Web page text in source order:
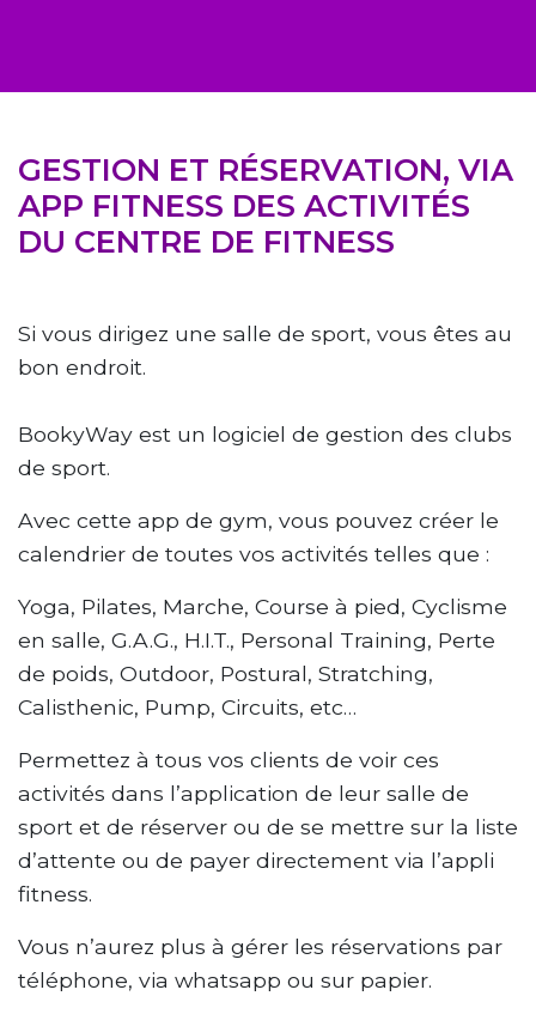
GESTION ET RÉSERVATION, VIA
APP FITNESS DES ACTIVITÉS
DU CENTRE DE FITNESS
Si vous dirigez une salle de sport, vous êtes au
bon endroit.
BookyWay est un logiciel de gestion des clubs
de sport.
Avec cette app de gym, vous pouvez créer le
calendrier de toutes vos activités telles que :
Yoga, Pilates, Marche, Course à pied, Cyclisme
en salle, G.A.G., H.I.T., Personal Training, Perte
de poids, Outdoor, Postural, Stratching,
Calisthenic, Pump, Circuits, etc…
Permettez à tous vos clients de voir ces
activités dans l’application de leur salle de
sport et de réserver ou de se mettre sur la liste
d’attente ou de payer directement via l’appli
fitness.
Vous n’aurez plus à gérer les réservations par
téléphone, via whatsapp ou sur papier.